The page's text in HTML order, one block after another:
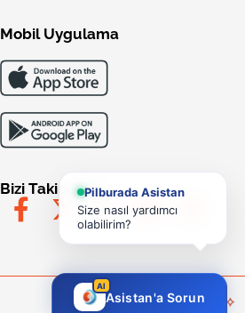
Mobil Uygulama
Bizi Takip EdinPilburada Asistan
Size nasıl yardımcı
olabilirim?
AI
Asistan'a Sorun